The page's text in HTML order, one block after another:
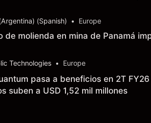
(Spanish) • Europe
de molienda en mina de Panamá
Technologies • Europe
pasa a beneficios en 2T
suben a USD 1,52 mil millones